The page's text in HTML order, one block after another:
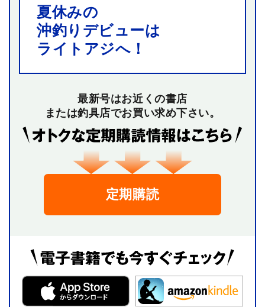
夏休みの
沖釣りデビューは
ライトアジへ！
最新号はお近くの書店
または釣具店でお買い求め下さい。
定期購読